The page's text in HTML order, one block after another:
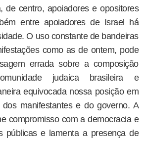
de centro, apoiadores e opositores
entre apoiadores de Israel há
O uso constante de bandeiras
como as de ontem, pode
errada sobre a composição
judaica brasileira e
equivocada nossa posição em
manifestantes e do governo. A
compromisso com a democracia e
públicas e lamenta a presença de